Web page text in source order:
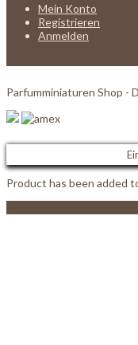
Mein Konto
Registrieren
Anmelden
Parfumminiaturen Shop -
Product has been added